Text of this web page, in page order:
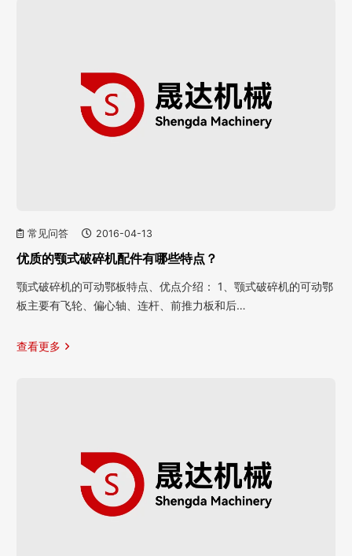
常见问答 2016-04-13
优质的颚式破碎机配件有哪些特点？
颚式破碎机的可动鄂板特点、优点介绍： 1、颚式破碎机的可动鄂
板主要有飞轮、偏心轴、连杆、前推力板和后…
查看更多